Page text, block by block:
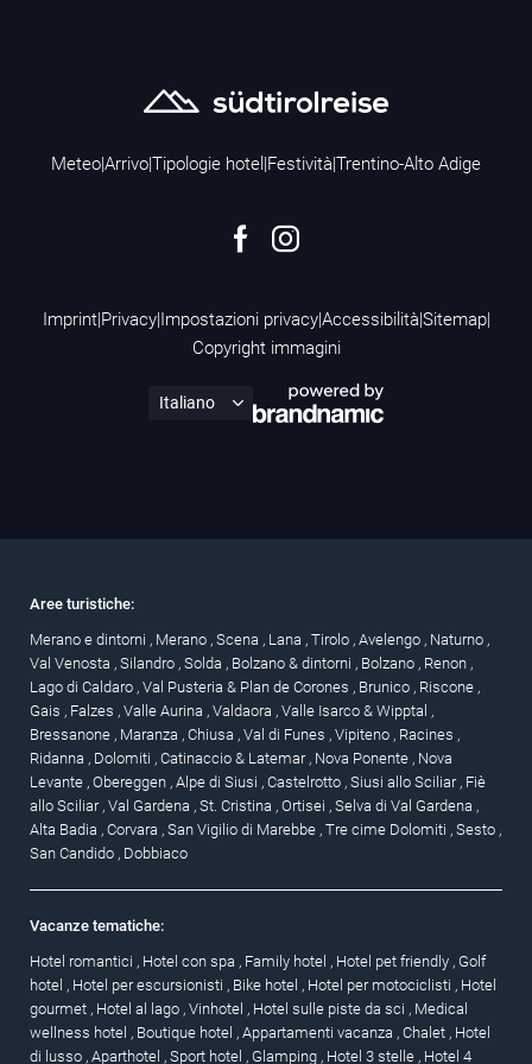
Meteo|Arrivo|Tipologie hotel |Festività|Trentino-Alto Adige
Imprint|Privacy|Impostazioni privacy|Accessibilità|Sitemap|
Copyright immagini
Aree turistiche:
Merano e dintorni , Merano , Scena , Lana , Tirolo , Avelengo , Naturno ,
Val Venosta , Silandro , Solda , Bolzano & dintorni , Bolzano , Renon ,
Lago di Caldaro , Val Pusteria & Plan de Corones , Brunico , Riscone ,
Gais , Falzes , Valle Aurina , Valdaora , Valle Isarco & Wipptal ,
Bressanone , Maranza , Chiusa , Val di Funes , Vipiteno , Racines ,
Ridanna , Dolomiti , Catinaccio & Latemar , Nova Ponente , Nova
Levante , Obereggen , Alpe di Siusi , Castelrotto , Siusi allo Sciliar , Fiè
allo Sciliar , Val Gardena , St. Cristina , Ortisei , Selva di Val Gardena ,
Alta Badia , Corvara , San Vigilio di Marebbe , Tre cime Dolomiti , Sesto ,
San Candido , Dobbiaco
Vacanze tematiche:
Hotel romantici , Hotel con spa , Family hotel , Hotel pet friendly , Golf
hotel , Hotel per escursionisti , Bike hotel , Hotel per motociclisti , Hotel
gourmet , Hotel al lago , Vinhotel , Hotel sulle piste da sci , Medical
wellness hotel , Boutique hotel , Appartamenti vacanza , Chalet , Hotel
di lusso , Aparthotel , Sport hotel , Glamping , Hotel 3 stelle , Hotel 4